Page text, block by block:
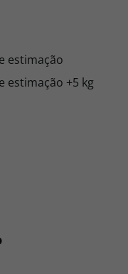
estimação
estimação +5 kg